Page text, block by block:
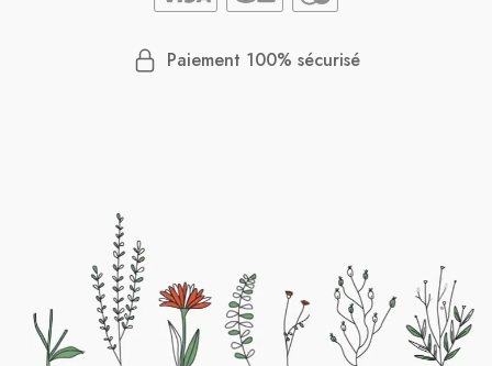
Paiement 100% sécurisé